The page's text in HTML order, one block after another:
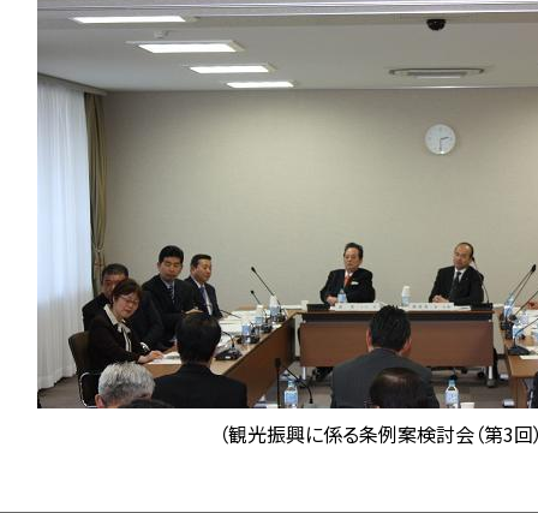
（観光振興に係る条例案検討会（第3回